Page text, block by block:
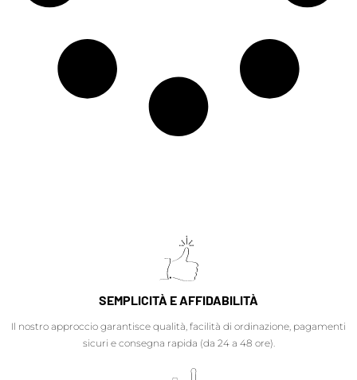
SEMPLICITÀ E AFFIDABILITÀ
Il nostro approccio garantisce qualità, facilità di ordinazione, pagamenti
sicuri e consegna rapida (da 24 a 48 ore).